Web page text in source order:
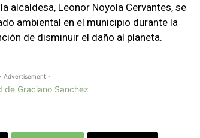
alcaldesa, Leonor Noyola Cervantes, se
ambiental en el municipio durante la
de disminuir el daño al planeta.
Advertisement -